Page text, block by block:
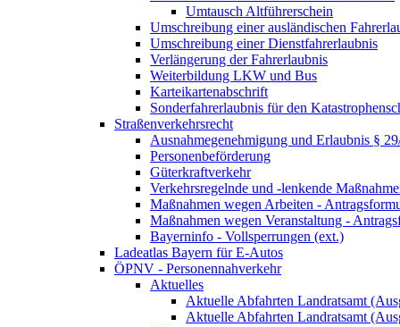
Umtausch Altführerschein
Umschreibung einer ausländischen
Umschreibung einer Dienstfahrerlaubnis
Verlängerung der Fahrerlaubnis
Weiterbildung LKW und Bus
Karteikartenabschrift
Sonderfahrerlaubnis für den
Straßenverkehrsrecht
Ausnahmegenehmigung und Erlaubnis §
Personenbeförderung
Güterkraftverkehr
Verkehrsregelnde und -lenkende
Maßnahmen wegen Arbeiten -
Maßnahmen wegen Veranstaltung -
Bayerninfo - Vollsperrungen (ext.)
Ladeatlas Bayern für E-Autos
ÖPNV - Personennahverkehr
Aktuelles
Aktuelle Abfahrten Landratsamt
Aktuelle Abfahrten Landratsamt